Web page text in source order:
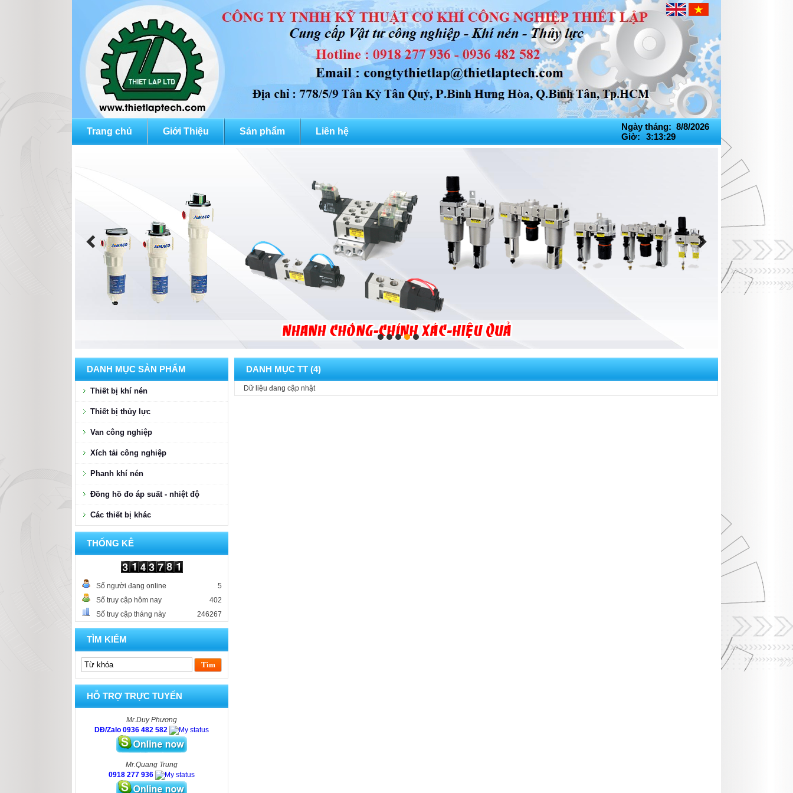
Trang chủ Giới Thiệu Sản phẩm Liên hệ
Ngày tháng: 8/8/2026
Giờ:
3:13:29
DANH MỤC SẢN PHẨM
Thiết bị khí nén
Thiết bị thủy lực
Van công nghiệp
Xích tải công nghiệp
Phanh khí nén
Đồng hồ đo áp suất - nhiệt độ
Các thiết bị khác
THỐNG KÊ
Số người đang online
5
Số truy cập hôm nay
402
Số truy cập tháng này
246267
TÌM KIẾM
HỖ TRỢ TRỰC TUYẾN
Mr.Duy Phương
DĐ/Zalo 0936 482 582
Mr.Quang Trung
0918 277 936
DANH MỤC TT (4)
Dữ liệu đang cập nhật